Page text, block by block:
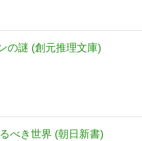
の謎 (創元推理文庫)
べき世界 (朝日新書)